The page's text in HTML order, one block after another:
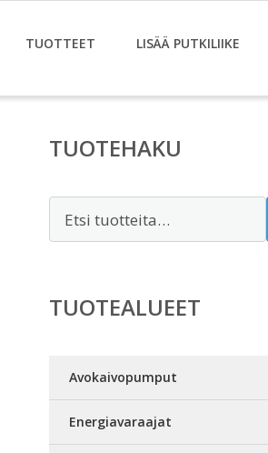
TUOTTEET LISÄÄ PUTKILIIKE
TUOTEHAKU
TUOTEALUEET
Avokaivopumput
Energiavaraajat